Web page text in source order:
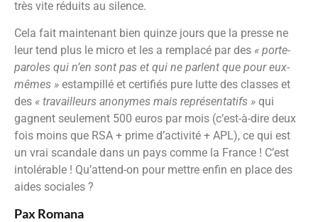
très vite réduits au silence.
Cela fait maintenant bien quinze jours que la presse ne
leur tend plus le micro et les a remplacé par des « porte-
paroles qui n’en sont pas et qui ne parlent que pour eux-
mêmes » estampillé et certifiés pure lutte des classes et
des « travailleurs anonymes mais représentatifs » qui
gagnent seulement 500 euros par mois (c’est-à-dire deux
fois moins que RSA + prime d’activité + APL), ce qui est
un vrai scandale dans un pays comme la France ! C’est
intolérable ! Qu’attend-on pour mettre enfin en place des
aides sociales ?
Pax Romana